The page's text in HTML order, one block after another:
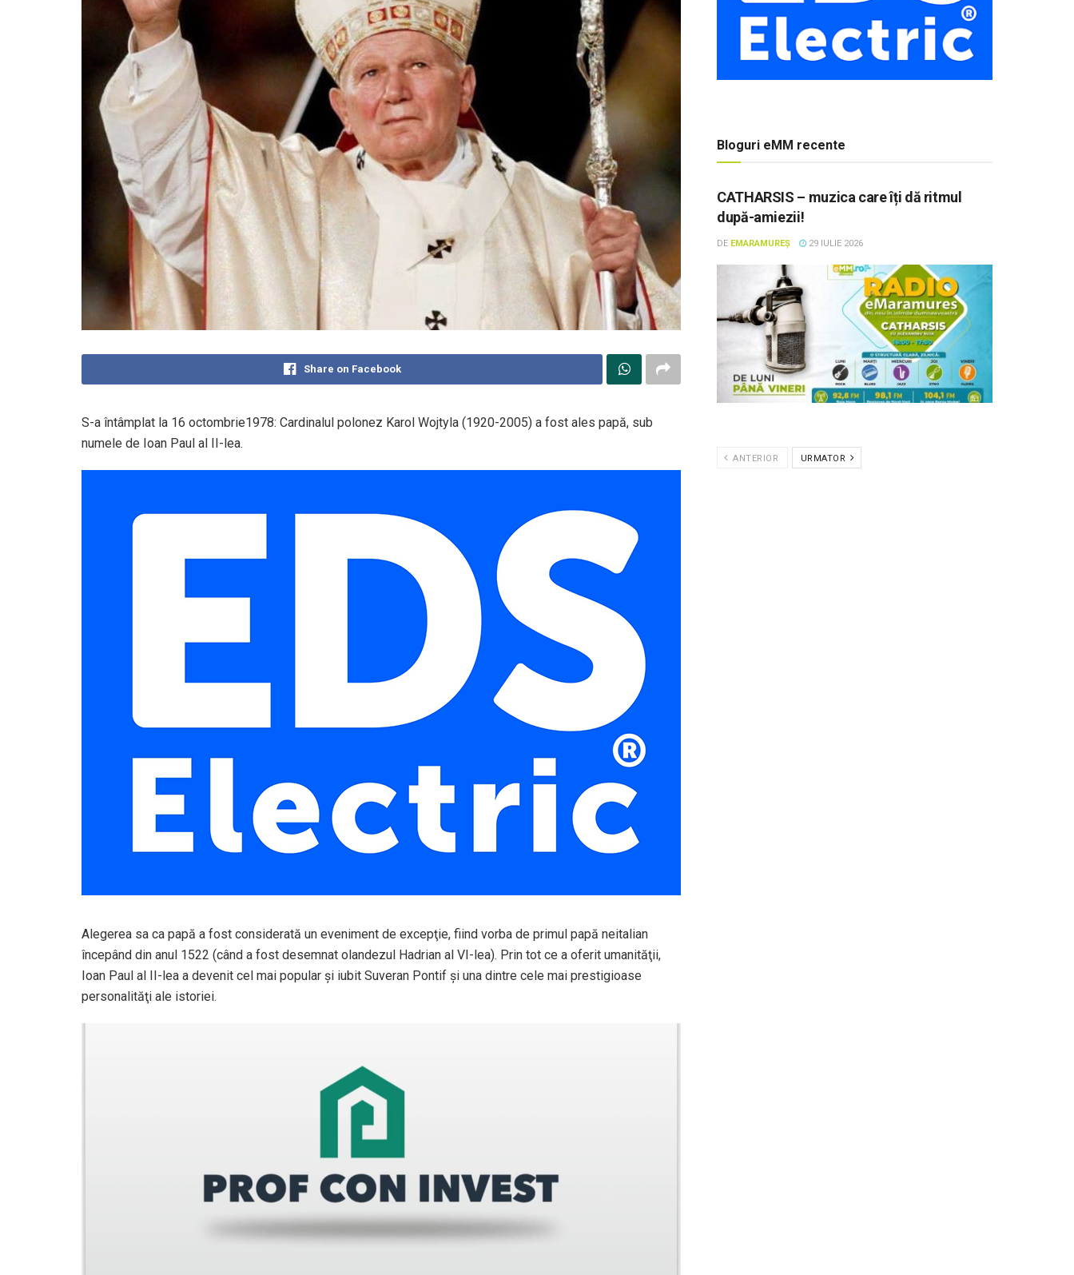
Share on Facebook
S-a întâmplat la 16 octombrie1978: Cardinalul polonez Karol Wojtyla (1920-2005) a fost ales papă, sub
numele de Ioan Paul al II-lea.
Alegerea sa ca papă a fost considerată un eveniment de excepţie, fiind vorba de primul papă neitalian
începând din anul 1522 (când a fost desemnat olandezul Hadrian al VI-lea). Prin tot ce a oferit umanităţii,
Ioan Paul al II-lea a devenit cel mai popular şi iubit Suveran Pontif şi una dintre cele mai prestigioase
personalităţi ale istoriei.
Bloguri eMM recente
CATHARSIS – muzica care îți dă ritmul
după-amiezii!
DE EMARAMUREȘ 29 IULIE 2026
ANTERIOR URMATOR